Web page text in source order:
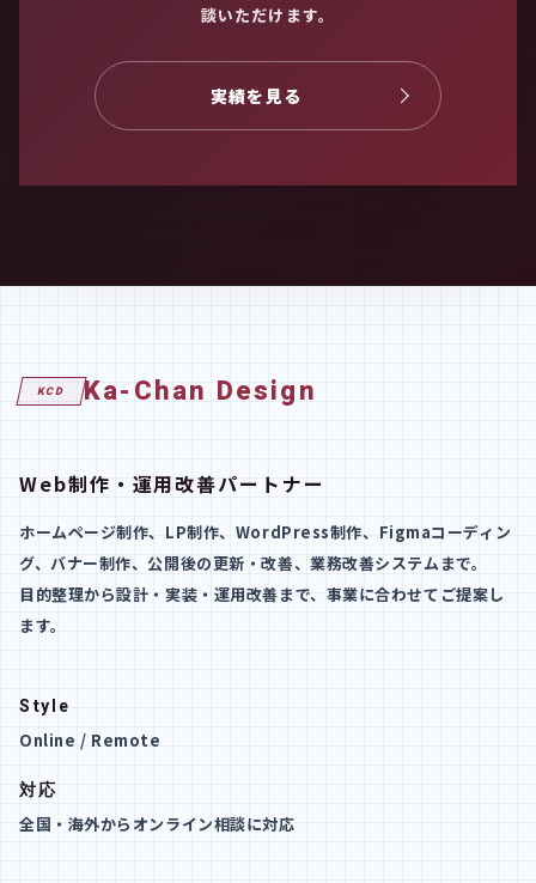
談いただけます。
実績を見る
KCD Ka-Chan Design
Web制作・運用改善パートナー
ホームページ制作、LP制作、WordPress制作、Figmaコーディン
グ、バナー制作、公開後の更新・改善、業務改善システムまで。
目的整理から設計・実装・運用改善まで、事業に合わせてご提案し
ます。
Style
Online / Remote
対応
全国・海外からオンライン相談に対応